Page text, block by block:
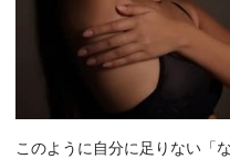
このように自分に足りない「